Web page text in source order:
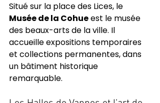
Situé sur la place des Lices, le
Musée de la Cohue est le musée
des beaux-arts de la ville. Il
accueille expositions temporaires
et collections permanentes, dans
un bâtiment historique
remarquable.